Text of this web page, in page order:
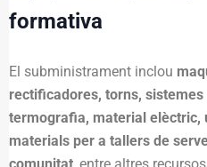
formativa
El subministrament inclou
rectificadores, torns,
termografia, material elèctric,
materials per a tallers de